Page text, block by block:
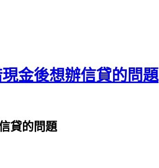
金後想辦信貸的問題
貸的問題